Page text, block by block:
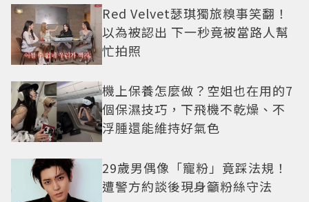
Red Velvet瑟琪獨旅糗事笑翻！
以為被認出 下一秒竟被當路人幫
忙拍照
機上保養怎麼做？空姐也在用的7
個保濕技巧，下飛機不乾燥、不
浮腫還能維持好氣色
29歲男偶像「寵粉」竟踩法規！
遭警方約談後現身籲粉絲守法